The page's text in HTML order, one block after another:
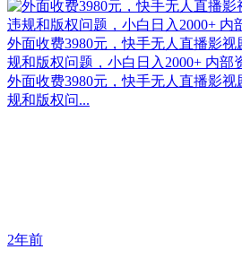
外面收费3980元，快手无人直播影
规和版权问题，小白日入2000+ 内部
外面收费3980元，快手无人直播影
规和版权问...
2年前